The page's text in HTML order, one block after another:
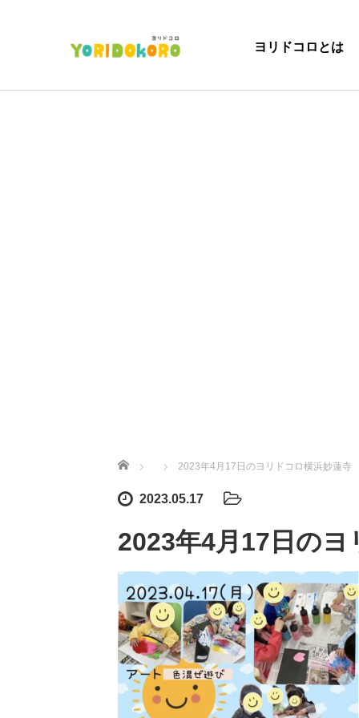
ヨリドコロとは
ホーム 2023年4月17日のヨリドコロ横浜妙蓮寺
2023.05.17
2023年4月17日の